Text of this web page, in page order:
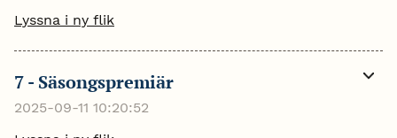
Lyssna i ny flik
7 - Säsongspremiär
2025-09-11 10:20:52
Visa